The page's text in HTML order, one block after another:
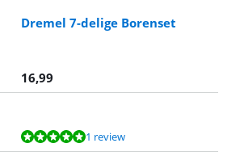
Dremel 7-delige Borenset
16,99
1 review